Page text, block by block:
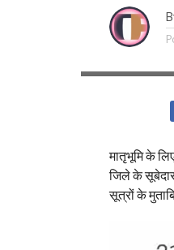
मातृभूमि के
जिले के
सूत्रों के